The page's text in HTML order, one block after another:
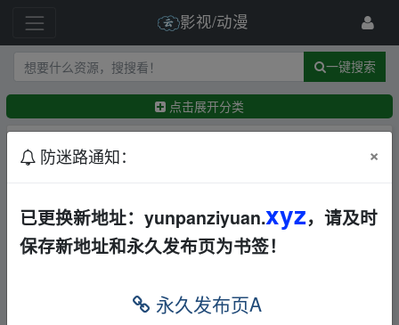
影视/动漫
一键搜索
点击展开分类
最新 精华
思燕】[1080P]【国语中字】 华语 爱情 犯罪 其他
夸克
【立春】（2007）【BD1080P】【类型：剧情/文
艺】【内嵌简英双语字幕】【无水印】
防迷路通知： ×
已更换新地址：yunpanziyuan.xyz，请及时
保存新地址和永久发布页为书签！
永久发布页A